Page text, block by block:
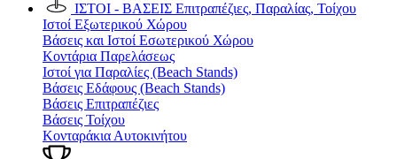
ΙΣΤΟΙ - ΒΑΣΕΙΣ Επιτραπέζιες, Παραλίας, Τοίχου
Ιστοί Εξωτερικού Χώρου
Βάσεις και Ιστοί Εσωτερικού Χώρου
Κοντάρια Παρελάσεως
Ιστοί για Παραλίες (Beach Stands)
Βάσεις Εδάφους (Beach Stands)
Βάσεις Επιτραπέζιες
Βάσεις Τοίχου
Κονταράκια Αυτοκινήτου